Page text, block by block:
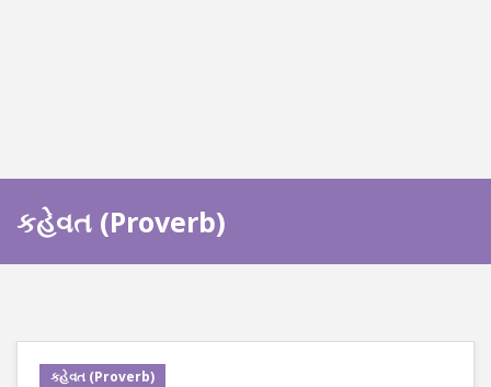
કહેવત (Proverb)
કહેવત (Proverb)